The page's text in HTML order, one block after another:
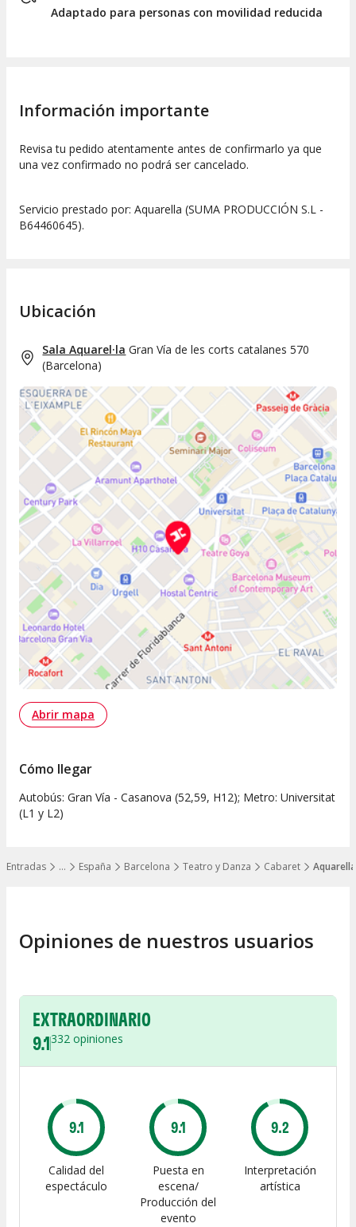
…
Mostrar todos los niveles
Entradas España Barcelona Teatro y Danza Cabaret
Adaptado para personas con movilidad reducida
Información importante
Revisa tu pedido atentamente antes de confirmarlo ya que
una vez confirmado no podrá ser cancelado.
Servicio prestado por: Aquarella (SUMA PRODUCCIÓN S.L -
B64460645).
Ubicación
Sala Aquarel·la Gran Vía de les corts catalanes 570
(Barcelona)
Abrir mapa
Cómo llegar
Autobús: Gran Vía - Casanova (52,59, H12); Metro: Universitat
(L1 y L2)
Opiniones de nuestros usuarios
EXTRAORDINARIO
9.1332 opiniones
9.1
Calidad del
espectáculo
9.1
Puesta en
escena/
Producción del
evento
9.2
Interpretación
artística